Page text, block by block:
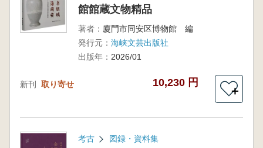
館館蔵文物精品
著者： 廈門市同安区博物館 編
発行元： 海峡文芸出版社
出版年： 2026/01
新刊 取り寄せ 10,230 円
＋
考古 図録・資料集